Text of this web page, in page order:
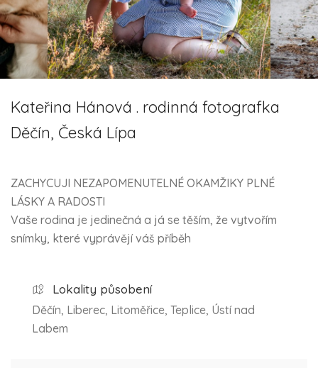
Kateřina Hánová . rodinná fotografka
Děčín, Česká Lípa
ZACHYCUJI NEZAPOMENUTELNÉ OKAMŽIKY PLNÉ
LÁSKY A RADOSTI
Vaše rodina je jedinečná a já se těším, že vytvořím
snímky, které vyprávějí váš příběh
Lokality působení
Děčín, Liberec, Litoměřice, Teplice, Ústí nad
Labem